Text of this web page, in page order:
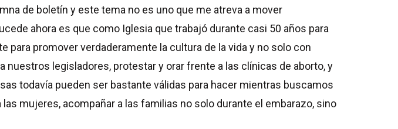
de boletín y este tema no es uno que me atreva a mover
ahora es que como Iglesia que trabajó durante casi 50 años para
para promover verdaderamente la cultura de la vida y no solo con
legisladores, protestar y orar frente a las clínicas de aborto, y
todavía pueden ser bastante válidas para hacer mientras buscamos
mujeres, acompañar a las familias no solo durante el embarazo, sino